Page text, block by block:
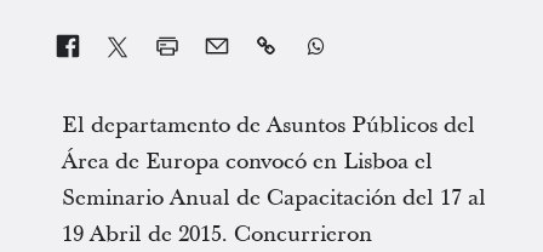
 
El departamento de Asuntos Públicos del
Área de Europa convocó en Lisboa el
Seminario Anual de Capacitación del 17 al
19 Abril de 2015. Concurrieron